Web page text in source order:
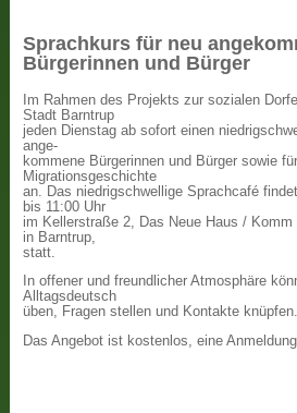
Sprachkurs für neu
Bürgerinnen und Bürger
Im Rahmen des Projekts zur sozialen
Stadt Barntrup
jeden Dienstag ab sofort einen
ange-
kommene Bürgerinnen und Bürger sowie
Migrationsgeschichte
an. Das niedrigschwellige Sprachcafé
bis 11:00 Uhr
im Kellerstraße 2, Das Neue Haus /
in Barntrup,
statt.
In offener und freundlicher Atmosphäre
Alltagsdeutsch
üben, Fragen stellen und Kontakte knüpfen.
Das Angebot ist kostenlos, eine